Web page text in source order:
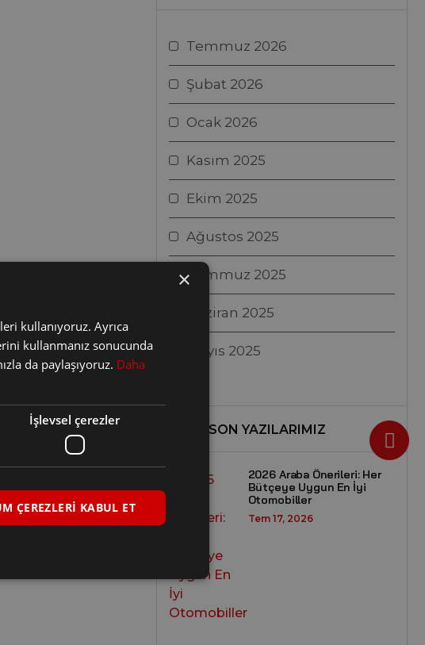
Temmuz 2026
Şubat 2026
Ocak 2026
Kasım 2025
Ekim 2025
Ağustos 2025
Temmuz 2025
Haziran 2025
Mayıs 2025
SON YAZILARIMIZ
2026 Araba Önerileri: Her
Bütçeye Uygun En İyi
Otomobiller
Tem 17, 2026
×
kullanıyoruz. Ayrıca
kullanmanız sonucunda
da paylaşıyoruz. Daha
İşlevsel çerezler
ÇEREZLERI KABUL ET